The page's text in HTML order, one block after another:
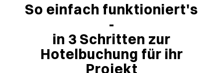
So einfach funktioniert's
-
in 3 Schritten zur
Hotelbuchung für ihr
Projekt